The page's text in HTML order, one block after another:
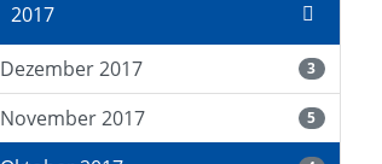
2017
Dezember 2017 3
November 2017 5